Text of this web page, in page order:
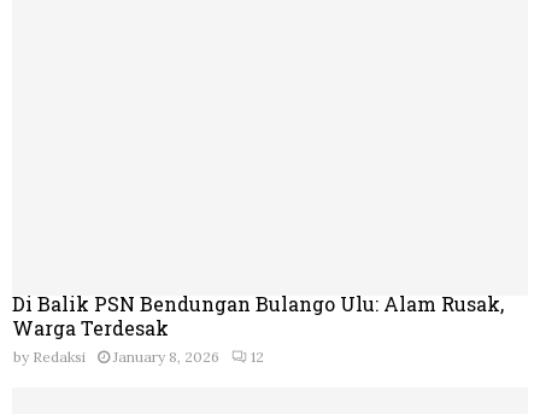
Di Balik PSN Bendungan Bulango Ulu: Alam Rusak,
Warga Terdesak
by Redaksi January 8, 2026 12